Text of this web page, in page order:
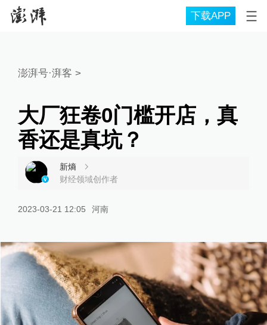
下载APP
澎湃号·湃客 >
大厂狂卷0门槛开店，真
香还是真坑？
新熵
财经领域创作者
2023-03-21 12:05 河南